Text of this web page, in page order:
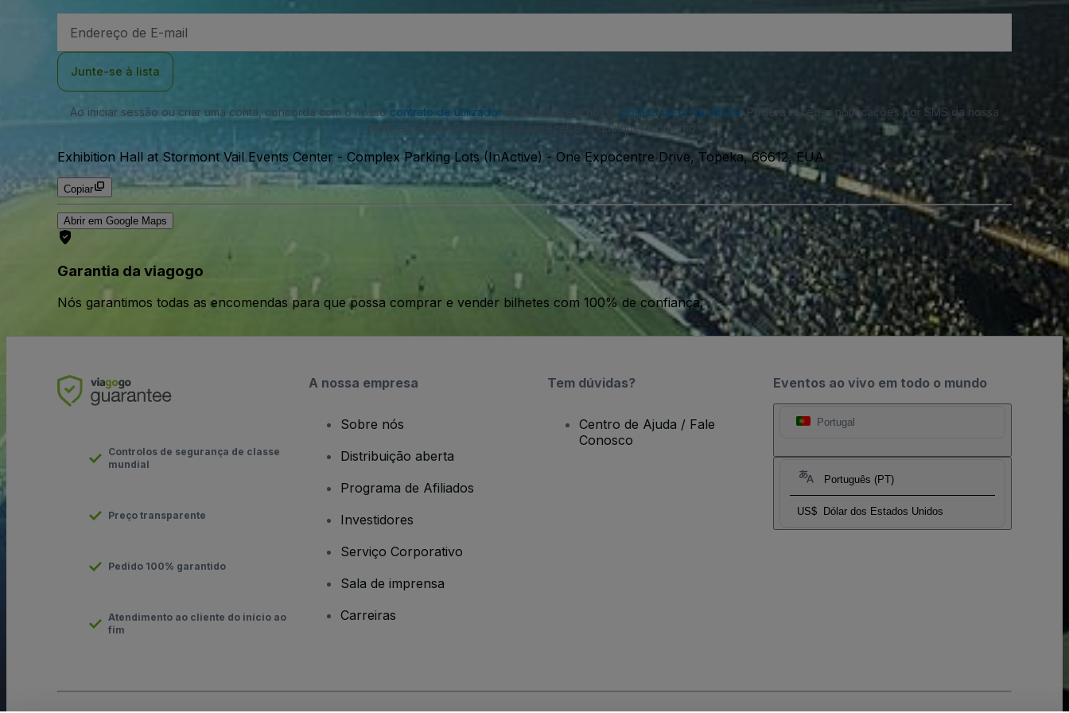
de
Junte-se à lista
Ao iniciar sessão ou criar uma conta, concorda com o nosso contrato de utilizador e reconhece a nossa política de privacidade . Poderá receber notificações por SMS da nossa
parte e poderá optar por não as receber a qualquer momento.
Exhibition Hall at Stormont Vail Events Center - Complex Parking Lots (InActive)- One Expocentre Drive, Topeka, 66612, EUA
Copiar
Abrir em Google Maps
Garantia da viagogo
Nós garantimos todas as encomendas para que possa comprar e vender bilhetes com 100% de confiança.
Eventos ao vivo em todo o mundo
Portugal
Português (PT)
US$ Dólar dos Estados Unidos
Controlos de segurança de classe
mundial
Preço transparente
Pedido 100% garantido
Atendimento ao cliente do início ao
fim
A nossa empresa
Sobre nós
Distribuição aberta
Programa de Afiliados
Investidores
Serviço Corporativo
Sala de imprensa
Carreiras
Tem dúvidas?
Centro de Ajuda / Fale
Conosco